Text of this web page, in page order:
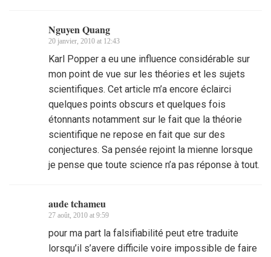
Nguyen Quang
20 janvier, 2010 at 12:43
Karl Popper a eu une influence considérable sur
mon point de vue sur les théories et les sujets
scientifiques. Cet article m’a encore éclairci
quelques points obscurs et quelques fois
étonnants notamment sur le fait que la théorie
scientifique ne repose en fait que sur des
conjectures. Sa pensée rejoint la mienne lorsque
je pense que toute science n’a pas réponse à tout.
aude tchameu
27 août, 2010 at 9:59
pour ma part la falsifiabilité peut etre traduite
lorsqu’il s’avere difficile voire impossible de faire